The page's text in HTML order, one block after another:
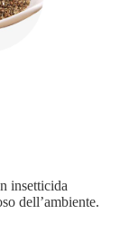
insetticida
dell’ambiente.